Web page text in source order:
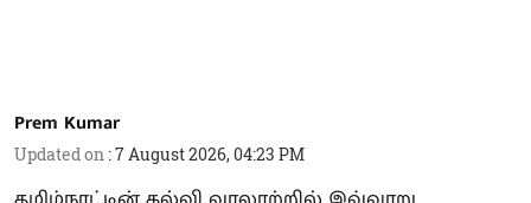
Prem Kumar
Updated on :7 August 2026, 04:23 PM